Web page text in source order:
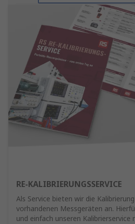
RE-KALIBRIERUNGSSERVICE
Als Service bieten wir die
vorhandenen Messgeräten an.
und einfach unseren Kalibrierservice